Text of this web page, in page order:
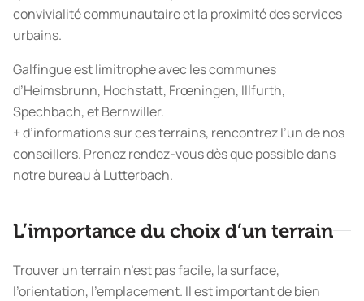
convivialité communautaire et la proximité des services
urbains.
Galfingue est limitrophe avec les communes
d’Heimsbrunn, Hochstatt, Frœningen, Illfurth,
Spechbach, et Bernwiller.
+ d’informationssur ces terrains, rencontrez l’un de nos
conseillers. Prenez rendez-vous dès que possible dans
notre bureau à Lutterbach.
L’importance du choix d’un terrain
Trouver un terrain n’est pas facile, la surface,
l’orientation, l’emplacement. Il est important de bien